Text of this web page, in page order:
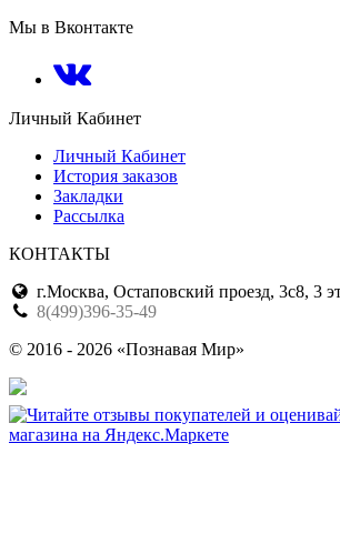
Мы в Вконтакте
Личный Кабинет
Личный Кабинет
История заказов
Закладки
Рассылка
КОНТАКТЫ
г.Москва, Остаповский проезд, 3с8, 3
8(499)396-35-49
© 2016 - 2026 «Познавая Мир»